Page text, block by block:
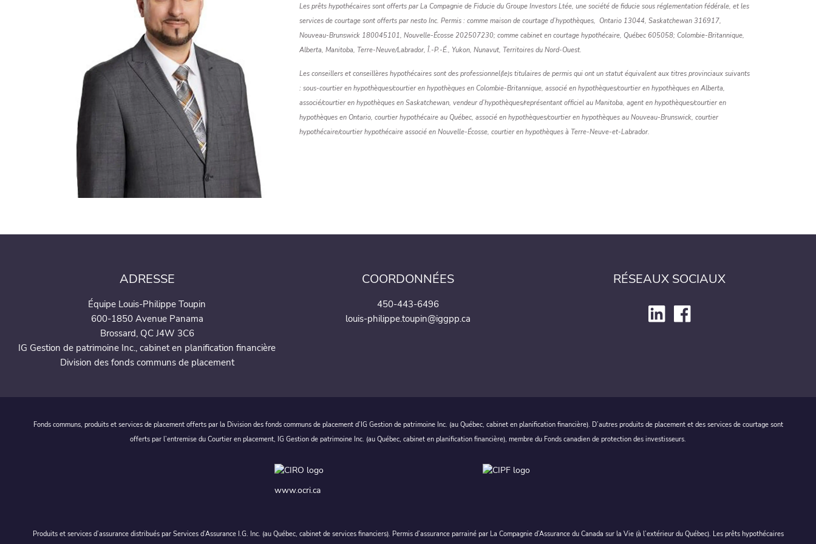
Les prêts hypothécaires sont offerts par La Compagnie de Fiducie du Groupe Investors Ltée, une société de fiducie sous réglementation fédérale, et les
services de courtage sont offerts par nesto Inc. Permis : comme maison de courtage d’hypothèques, Ontario 13044, Saskatchewan 316917,
Nouveau-Brunswick 180045101, Nouvelle-Écosse 202507230; comme cabinet en courtage hypothécaire, Québec 605058; Colombie-Britannique,
Alberta, Manitoba, Terre-Neuve/Labrador, Î.-P.-É., Yukon, Nunavut, Territoires du Nord-Ouest.
Les conseillers et conseillères hypothécaires sont des professionnel(le)s titulaires de permis qui ont un statut équivalent aux titres provinciaux suivants
: sous-courtier en hypothèques/courtier en hypothèques en Colombie-Britannique, associé en hypothèques/courtier en hypothèques en Alberta,
associé/courtier en hypothèques en Saskatchewan, vendeur d’hypothèques/représentant officiel au Manitoba, agent en hypothèques/courtier en
hypothèques en Ontario, courtier hypothécaire au Québec, associé en hypothèques/courtier en hypothèques au Nouveau-Brunswick, courtier
hypothécaire/courtier hypothécaire associé en Nouvelle-Écosse, courtier en hypothèques à Terre-Neuve-et-Labrador.
ADRESSE
Équipe Louis-Philippe Toupin
600-1850 Avenue Panama
Brossard, QC J4W 3C6
IG Gestion de patrimoine Inc., cabinet en planification financière
Division des fonds communs de placement
COORDONNÉES
450-443-6496
louis-philippe.toupin@iggpp.ca
RÉSEAUX SOCIAUX
Fonds communs, produits et services de placement offerts par la Division des fonds communs de placement d’IG Gestion de patrimoine Inc. (au Québec, cabinet en planification financière). D’autres produits de placement et des services de courtage sont
offerts par l’entremise du Courtier en placement, IG Gestion de patrimoine Inc. (au Québec, cabinet en planification financière), membre du Fonds canadien de protection des investisseurs.
www.ocri.ca
Produits et services d’assurance distribués par Services d’Assurance I.G. Inc. (au Québec, cabinet de services financiers). Permis d’assurance parrainé par La Compagnie d’Assurance du Canada sur la Vie (à l’extérieur du Québec). Les prêts hypothécaires